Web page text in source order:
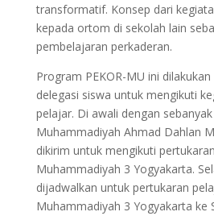
transformatif. Konsep dari
kepada ortom di sekolah lain
pembelajaran perkaderan.
Program PEKOR-MU ini
delegasi siswa untuk mengikuti
pelajar. Di awali dengan
Muhammadiyah Ahmad Dahlan
dikirim untuk mengikuti
Muhammadiyah 3 Yogyakarta.
dijadwalkan untuk pertukaran
Muhammadiyah 3 Yogyakarta ke